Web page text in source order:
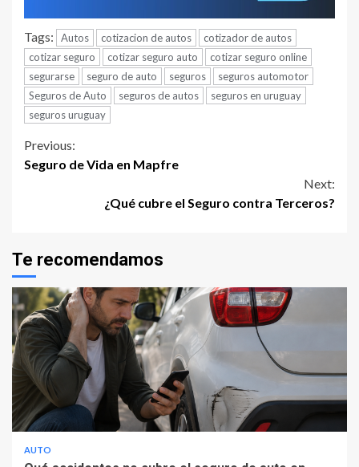
Tags: Autos cotizacion de autos
cotizador de autos
cotizar seguro
cotizar seguro auto
cotizar seguro online
segurarse
seguro de auto seguros
seguros automotor
Seguros de Auto
seguros de autos
seguros en uruguay
seguros uruguay
Continue
Reading
Previous:
Seguro de Vida en Mapfre
Next:
¿Qué cubre el Seguro contra Terceros?
Te recomendamos
AUTO